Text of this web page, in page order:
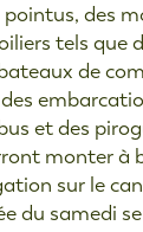
des
tels que
de
et des
monter à
sur le
du samedi